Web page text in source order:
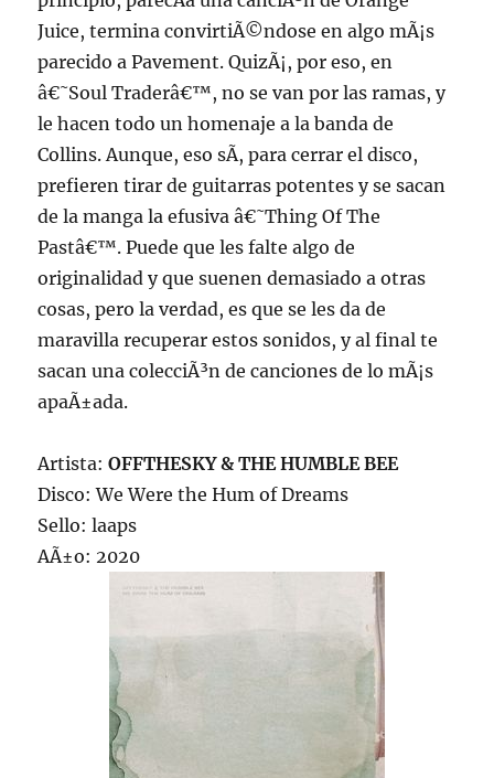
Juice, termina convirtiÃ©ndose en algo mÃ¡s
parecido a Pavement. QuizÃ¡, por eso, en
â€˜Soul Traderâ€™, no se van por las ramas, y
le hacen todo un homenaje a la banda de
Collins. Aunque, eso sÃ­, para cerrar el disco,
prefieren tirar de guitarras potentes y se sacan
de la manga la efusiva â€˜Thing Of The
Pastâ€™. Puede que les falte algo de
originalidad y que suenen demasiado a otras
cosas, pero la verdad, es que se les da de
maravilla recuperar estos sonidos, y al final te
sacan una colecciÃ³n de canciones de lo mÃ¡s
apaÃ±ada.
Artista:OFFTHESKY & THE HUMBLE BEE
Disco: We Were the Hum of Dreams
Sello: laaps
AÃ±o: 2020